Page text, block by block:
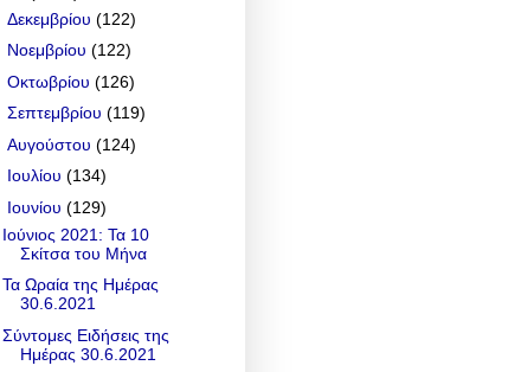
Δεκεμβρίου (122)
Νοεμβρίου (122)
Οκτωβρίου (126)
Σεπτεμβρίου (119)
Αυγούστου (124)
Ιουλίου (134)
Ιουνίου (129)
Ιούνιος 2021: Τα 10
Σκίτσα του Μήνα
Τα Ωραία της Ημέρας
30.6.2021
Σύντομες Ειδήσεις της
Ημέρας 30.6.2021